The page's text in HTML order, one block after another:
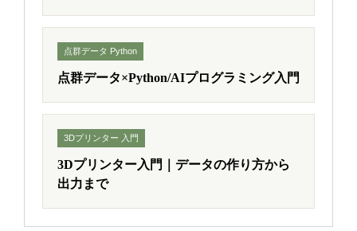
点群データ Python
点群データ×Python/AIプログラミング入門
3Dプリンター 入門
3Dプリンター入門｜データの作り方から
出力まで